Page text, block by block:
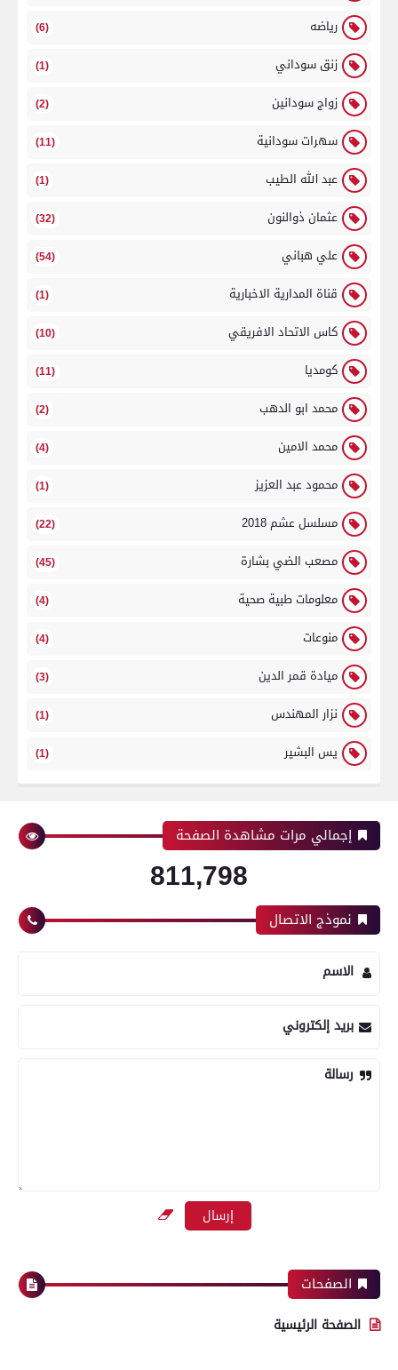
رياضه (6)
زنق سوداني (1)
زواج سودانين (2)
سهرات سودانية (11)
عبد الله الطيب (1)
عثمان ذوالنون (32)
علي هباني (54)
قناة المدارية الاخبارية (1)
كاس الاتحاد الافريقي (10)
كومديا (11)
محمد ابو الدهب (2)
محمد الامين (4)
محمود عبد العزيز (1)
مسلسل عشم 2018 (22)
مصعب الضي بشارة (45)
معلومات طبية صحية (4)
منوعات (4)
ميادة قمر الدين (3)
نزار المهندس (1)
يس البشير (1)
إجمالي مرات مشاهدة الصفحة
811,798
نموذج الاتصال
الاسم
بريد إلكتروني
رسالة
الصفحات
الصفحة الرئيسية